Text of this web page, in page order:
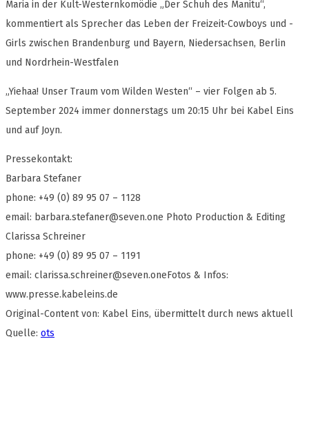
Maria in der Kult-Westernkomödie „Der Schuh des Manitu“,
kommentiert als Sprecher das Leben der Freizeit-Cowboys und -
Girls zwischen Brandenburg und Bayern, Niedersachsen, Berlin
und Nordrhein-Westfalen
„Yiehaa! Unser Traum vom Wilden Westen“ – vier Folgen ab 5.
September 2024 immer donnerstags um 20:15 Uhr bei Kabel Eins
und auf Joyn.
Pressekontakt:
Barbara Stefaner
phone: +49 (0) 89 95 07 – 1128
email: barbara.stefaner@seven.one Photo Production & Editing
Clarissa Schreiner
phone: +49 (0) 89 95 07 – 1191
email: clarissa.schreiner@seven.oneFotos & Infos:
www.presse.kabeleins.de
Original-Content von: Kabel Eins, übermittelt durch news aktuell
Quelle: ots